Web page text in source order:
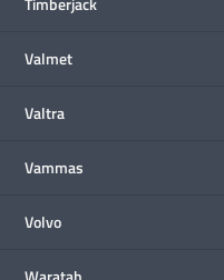
Valmet
Valtra
Vammas
Volvo